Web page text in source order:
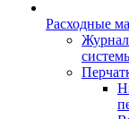
Расходные